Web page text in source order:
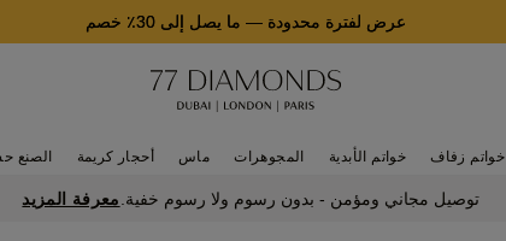
عرض لفترة محدودة — ما يصل إلى 30٪ خصم
خواتم زفاف خواتم الأبدية المجوهرات ماس أحجار كريمة الصنع
توصيل مجاني ومؤمن - بدون رسوم ولا رسوم خفية. معرفة المزيد